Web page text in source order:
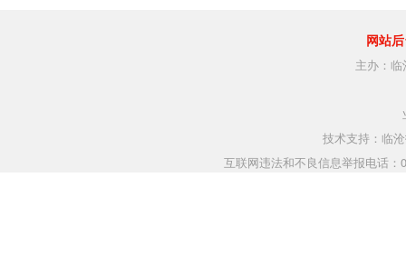
网站
主办：
技术支持：临
互联网违法和不良信息举报电话